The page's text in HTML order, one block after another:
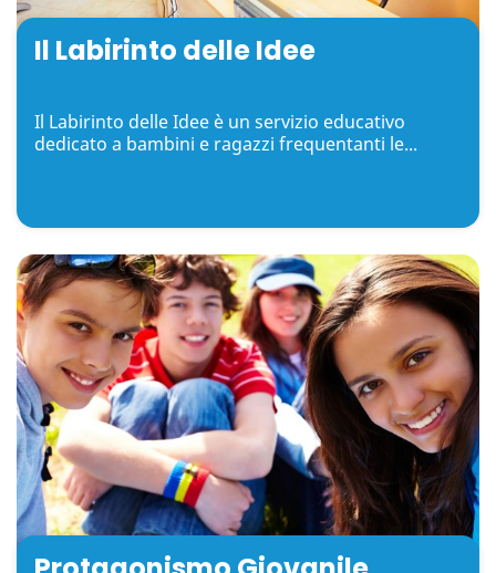
Il Labirinto delle Idee
Il Labirinto delle Idee è un servizio educativo
dedicato a bambini e ragazzi frequentanti le...